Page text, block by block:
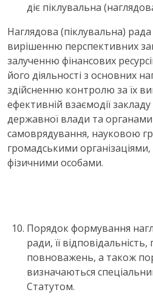
діє піклувальна
Наглядова (піклувальна)
вирішенню перспективних
залученню фінансових
його діяльності з основних
здійсненню контролю за їх
ефективній взаємодії
державної влади та
самоврядування, науковою
громадськими
фізичними особами.
Порядок формування
ради, її відповідальність,
повноважень, а також
визначаються
Статутом.